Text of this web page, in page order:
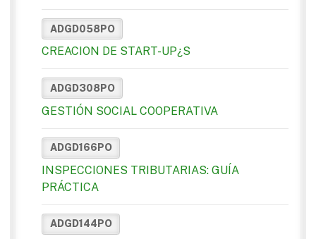
ADGD058PO
CREACION DE START-UP¿S
ADGD308PO
GESTIÓN SOCIAL COOPERATIVA
ADGD166PO
INSPECCIONES TRIBUTARIAS: GUÍA
PRÁCTICA
ADGD144PO